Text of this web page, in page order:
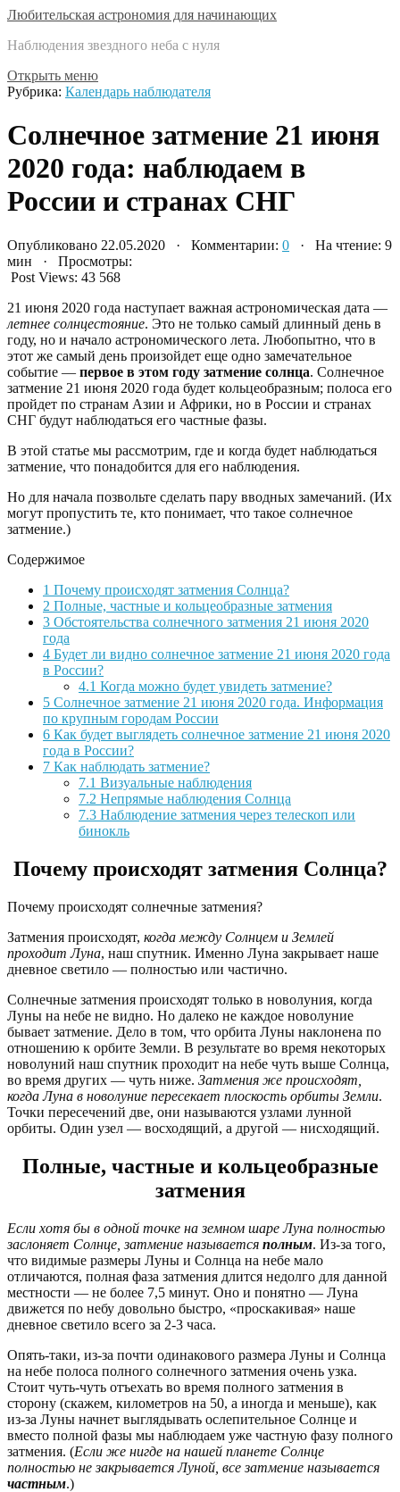
Любительская астрономия для начинающих
Наблюдения звездного неба с нуля
Открыть меню
Рубрика: Календарь наблюдателя
Солнечное затмение 21 июня
2020 года: наблюдаем в
России и странах СНГ
Опубликовано 22.05.2020 · Комментарии: 0 · На чтение: 9
мин · Просмотры:
Post Views: 43 568
21 июня 2020 года наступает важная астрономическая дата —
летнее солнцестояние. Это не только самый длинный день в
году, но и начало астрономического лета. Любопытно, что в
этот же самый день произойдет еще одно замечательное
событие — первое в этом году затмение солнца. Солнечное
затмение 21 июня 2020 года будет кольцеобразным; полоса его
пройдет по странам Азии и Африки, но в России и странах
СНГ будут наблюдаться его частные фазы.
В этой статье мы рассмотрим, где и когда будет наблюдаться
затмение, что понадобится для его наблюдения.
Но для начала позвольте сделать пару вводных замечаний. (Их
могут пропустить те, кто понимает, что такое солнечное
затмение.)
Содержимое
1 Почему происходят затмения Солнца?
2 Полные, частные и кольцеобразные затмения
3 Обстоятельства солнечного затмения 21 июня 2020
года
4 Будет ли видно солнечное затмение 21 июня 2020 года
в России?
4.1 Когда можно будет увидеть затмение?
5 Солнечное затмение 21 июня 2020 года. Информация
по крупным городам России
6 Как будет выглядеть солнечное затмение 21 июня 2020
года в России?
7 Как наблюдать затмение?
7.1 Визуальные наблюдения
7.2 Непрямые наблюдения Солнца
7.3 Наблюдение затмения через телескоп или
бинокль
Почему происходят затмения Солнца?
Почему происходят солнечные затмения?
Затмения происходят, когда между Солнцем и Землей
проходит Луна, наш спутник. Именно Луна закрывает наше
дневное светило — полностью или частично.
Солнечные затмения происходят только в новолуния, когда
Луны на небе не видно. Но далеко не каждое новолуние
бывает затмение. Дело в том, что орбита Луны наклонена по
отношению к орбите Земли. В результате во время некоторых
новолуний наш спутник проходит на небе чуть выше Солнца,
во время других — чуть ниже. Затмения же происходят,
когда Луна в новолуние пересекает плоскость орбиты Земли.
Точки пересечений две, они называются узлами лунной
орбиты. Один узел — восходящий, а другой — нисходящий.
Полные, частные и кольцеобразные
затмения
Если хотя бы в одной точке на земном шаре Луна полностью
заслоняет Солнце, затмение называется полным. Из-за того,
что видимые размеры Луны и Солнца на небе мало
отличаются, полная фаза затмения длится недолго для данной
местности — не более 7,5 минут. Оно и понятно — Луна
движется по небу довольно быстро, «проскакивая» наше
дневное светило всего за 2-3 часа.
Опять-таки, из-за почти одинакового размера Луны и Солнца
на небе полоса полного солнечного затмения очень узка.
Стоит чуть-чуть отъехать во время полного затмения в
сторону (скажем, километров на 50, а иногда и меньше), как
из-за Луны начнет выглядывать ослепительное Солнце и
вместо полной фазы мы наблюдаем уже частную фазу полного
затмения. (Если же нигде на нашей планете Солнце
полностью не закрывается Луной, все затмение называется
частным.)